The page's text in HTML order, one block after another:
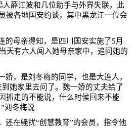
人薛江波和几位助手与外界失联，此
被各地国安约谈，其中黑龙江一位会
的母亲得知，是四川国安实施了5月
天有六人闯入她母亲家中，追问她的
娇，是刘冬梅的同学，也是大连人，
她家里去问了。魏一娇的丈夫给了
抓走的不能说，什么时候回来不能
”刘冬梅说
还在骚扰“创慧教育”的会员，指令他